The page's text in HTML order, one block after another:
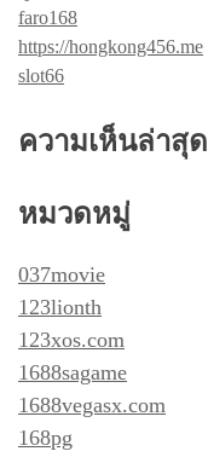
faro168
https://hongkong456.me
slot66
ความเห็นล่าสุด
หมวดหมู่
037movie
123lionth
123xos.com
1688sagame
1688vegasx.com
168pg